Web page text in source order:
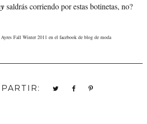
saldrás corriendo por estas botinetas, no?
Fall Winter 2011 en el facebook de blog de moda